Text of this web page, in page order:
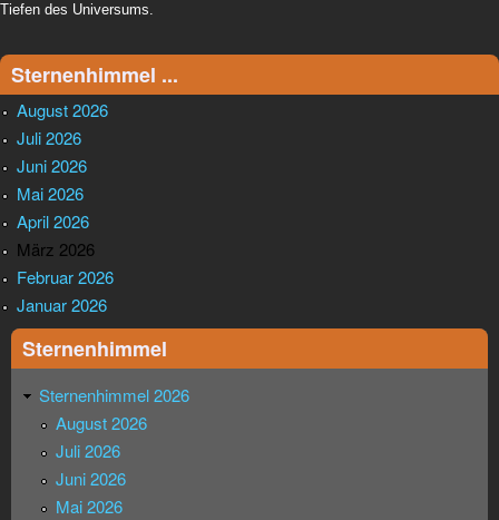
Tiefen des Universums.
Sternenhimmel ...
August 2026
Juli 2026
Juni 2026
Mai 2026
April 2026
März 2026
Februar 2026
Januar 2026
Sternenhimmel
Sternenhimmel 2026
August 2026
Juli 2026
Juni 2026
Mai 2026